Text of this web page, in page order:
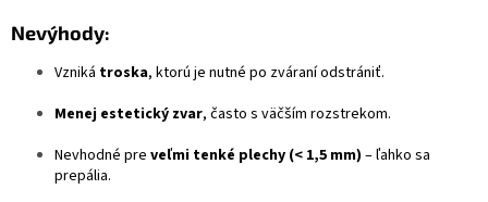
Nevýhody:
Vzniká troska, ktorú je nutné po zváraní odstrániť.
Menej estetický zvar, často s väčším rozstrekom.
Nevhodné pre veľmi tenké plechy (< 1,5 mm) – ľahko sa
prepália.